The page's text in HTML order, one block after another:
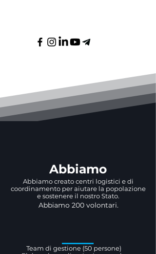
Abbiamo
Abbiamo creato centri logistici e di
coordinamento per aiutare la popolazione
e sostenere il nostro Stato.
Abbiamo 200 volontari.
Team di gestione (50 persone)